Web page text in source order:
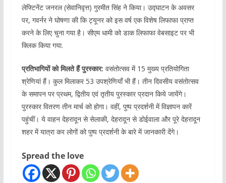
लेफ्टिनेंट जनरल (सेवानिवृत्त) गुरमीत सिंह ने किया। उद्घाटन के अवसर
पर, गवर्नर ने घोषणा की कि ट्यूनर को इस वर्ष एक विशेष लिफाफा प्राप्त
करने के लिए चुना गया है। सीएम धामी को डाक लिफाफा वेबसाइट पर भी
क्लिक किया गया.
प्रतिभागियों को मिलते हैं पुरस्कार: वसंतोत्सव में 15 मुख्य प्रतियोगिता
श्रेणियां हैं। कुल मिलाकर 53 उपश्रेणियाँ भी हैं। तीन दिवसीय वसंतोत्सव
के समापन पर प्रथम, द्वितीय एवं तृतीय पुरस्कार प्रदान किये जायेंगे।
पुरस्कार वितरण तीन मार्च को होगा। वहीं, पुष्प प्रदर्शनी में विज्ञापन कारें
पहुंचीं। ये वाहन देहरादून से सेलाकी, देहरादून से डोईवाला और पूरे देहरादून
शहर में यात्रा कर लोगों को पुष्प प्रदर्शनी के बारे में जानकारी देंगे।
Spread the love